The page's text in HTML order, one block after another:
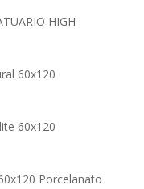
HIGH
60x120
60x120
Porcelanato